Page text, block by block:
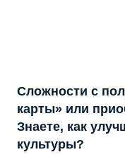
Сложности с
карты» или
Знаете, как
культуры?